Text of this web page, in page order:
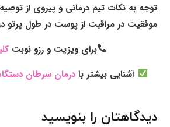
توجه به نکات تیم درمانی و پیروی از
موفقیت در مراقبت از پوست در طول پرتو
برای ویزیت و رزو نوبت
آشنایی بیشتر با درمان سرطان
دیدگاهتان را بنویسید